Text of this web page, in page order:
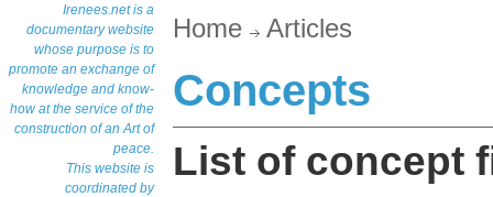
Irenees.net is a
documentary website
whose purpose is to
promote an exchange of
knowledge and know-
how at the service of the
construction of an Art of
peace.
This website is
coordinated by
Home Articles
Concepts
List of concept